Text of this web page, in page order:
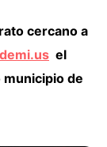
cercanoa
el
de